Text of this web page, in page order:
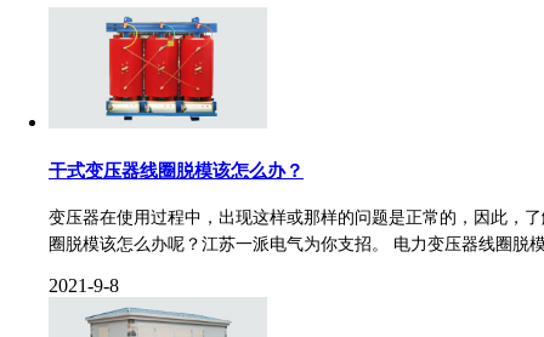
干式变压器线圈脱模该怎么办？
变压器在使用过程中，出现这样或那样的问题是正常的，因此，
圈脱模该怎么办呢？江苏一派电气为你支招。 电力变压器线圈脱
2021-9-8